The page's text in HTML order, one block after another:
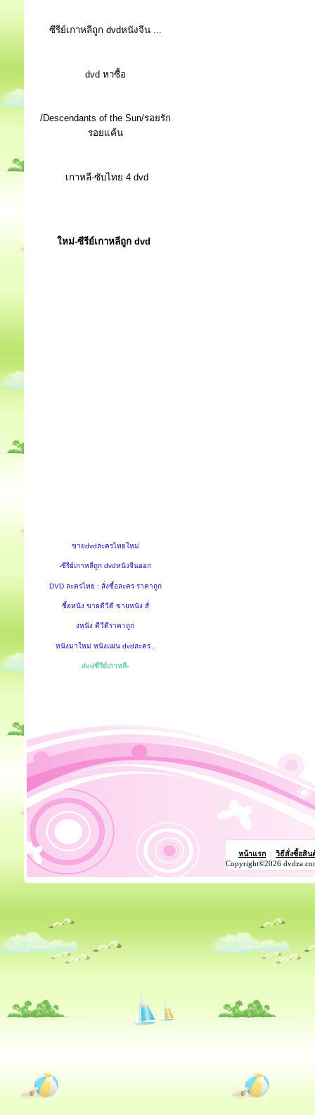
ซีรีย์เกาหลีถูก dvdหนังจีน ...
dvd หาซื้อ
/Descendants of the Sun/รอยรัก
รอยแค้น
เกาหลี-ซับไทย 4 dvd
ใหม่-ซีรีย์เกาหลีถูก dvd
ขายdvdละครไทยใหม่
-ซีรีย์เกาหลีถูก dvdหนังจีนออก
DVD ละครไทย : สั่งซื้อละคร ราคาถูก
ซื้อหนัง ขายดีวีดี ขายหนัง สั่
งหนัง ดีวีดีราคาถูก
หนังมาใหม่ หนังแผ่น dvdละคร .
dvdซีรีย์เกาหลี-
หน้าแรก
วิธีสั่งซื้อสิน
Copyright©2026